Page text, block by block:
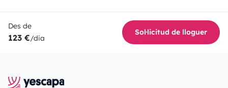
Des de
123 €/dia
Sol·licitud de lloguer